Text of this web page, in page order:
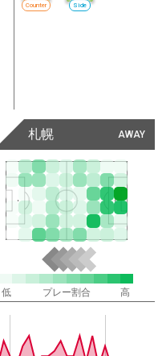
Counter Side
AWAY
札幌
低 プレー割合 高